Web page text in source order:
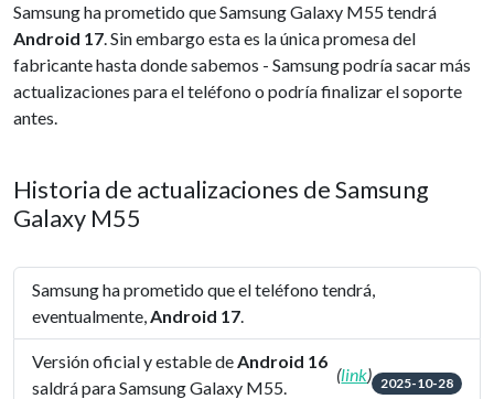
Samsung ha prometido que Samsung Galaxy M55 tendrá
Android 17. Sin embargo esta es la única promesa del
fabricante hasta donde sabemos - Samsung podría sacar más
actualizaciones para el teléfono o podría finalizar el soporte
antes.
Historia de actualizaciones de Samsung
Galaxy M55
Samsung ha prometido que el teléfono tendrá,
eventualmente,Android 17.
Versión oficial y estable deAndroid 16
saldrá para Samsung Galaxy M55.
(link) 2025-10-28